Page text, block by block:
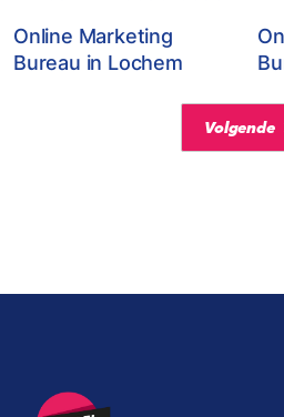
Online Marketing
Bureau in Lochem
Volgende